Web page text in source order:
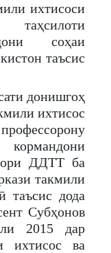
ихтисоси
соҳаи
таъсис
донишгоҳ
ихтисос
ДДТТ ба
такмили
таъсис дода
Субҳонов
2015 дар
ихтисос ва